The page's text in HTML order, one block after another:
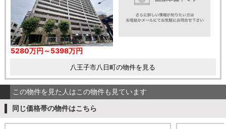
5280万円～5398万円
八王子市八日町の物件を見る
この物件を見た人はこの物件も見ています
同じ価格帯の物件はこちら